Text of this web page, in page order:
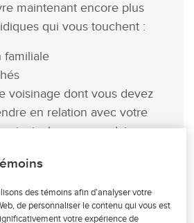
maintenant encore plus
qui vous touchent :
familiale
voisinage dont vous devez
en relation avec votre
principale ou secondaire
des témoins afin d’analyser votre
de personnaliser le contenu qui vous est
votre expérience de